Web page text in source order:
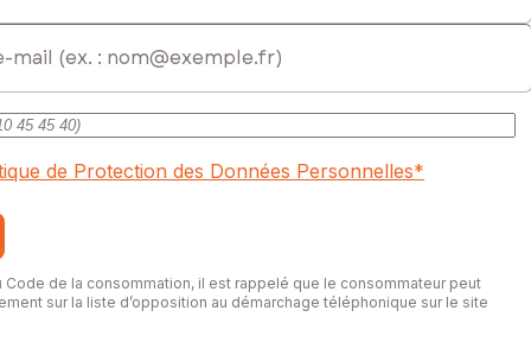
de Protection des Données Personnelles*
Code de la consommation, il est rappelé que le consommateur peut
sur la liste d’opposition au démarchage téléphonique sur le site